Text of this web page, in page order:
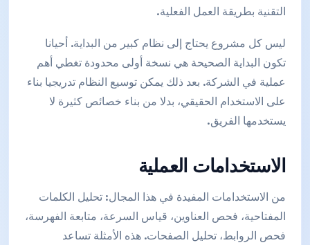
التقنية بطريقة العمل الفعلية.
ليس كل مشروع يحتاج إلى نظام كبير من البداية. أحيانا
تكون البداية الصحيحة هي نسخة أولى محدودة تغطي أهم
عملية في الشركة. بعد ذلك يمكن توسيع النظام تدريجيا بناء
على الاستخدام الحقيقي، بدلا من بناء خصائص كثيرة لا
يستخدمها الفريق.
الاستخدامات العملية
من الاستخدامات المفيدة في هذا المجال: تحليل الكلمات
المفتاحية، فحص العناوين، قياس السرعة، متابعة الفهرسة،
فحص الروابط، تحليل الصفحات. هذه الأمثلة تساعد